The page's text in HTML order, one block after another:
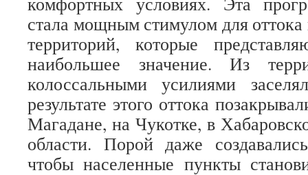
стала мощным стимулом для
территорий, которые
наибольшее значение. Из
колоссальными усилиями
результате этого оттока
Магадане, на Чукотке, в
области. Порой даже
чтобы населенные пункты